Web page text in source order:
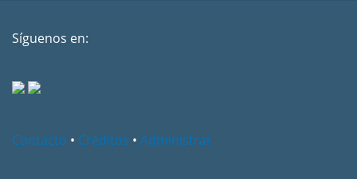
Síguenos en:
Contacto • Créditos • Administrar